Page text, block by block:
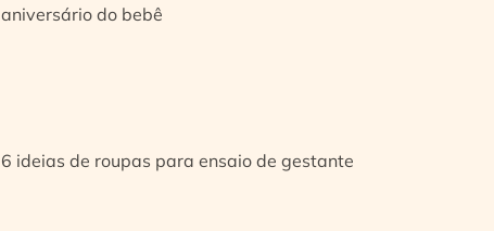
aniversário do bebê
6 ideias de roupas para ensaio de gestante